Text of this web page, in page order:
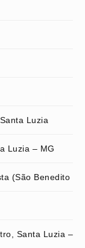
Luzia
Luzia – MG
(São Benedito
Santa Luzia –